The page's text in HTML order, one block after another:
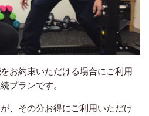
をお約束いただける場合にご利用
プランです。
、その分お得にご利用いただけ